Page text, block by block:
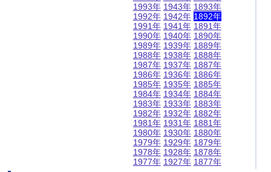
1993年
1992年
1991年
1990年
1989年
1988年
1987年
1986年
1985年
1984年
1983年
1982年
1981年
1980年
1979年
1978年
1977年
1943年
1942年
1941年
1940年
1939年
1938年
1937年
1936年
1935年
1934年
1933年
1932年
1931年
1930年
1929年
1928年
1927年
1893年
1892年
1891年
1890年
1889年
1888年
1887年
1886年
1885年
1884年
1883年
1882年
1881年
1880年
1879年
1878年
1877年